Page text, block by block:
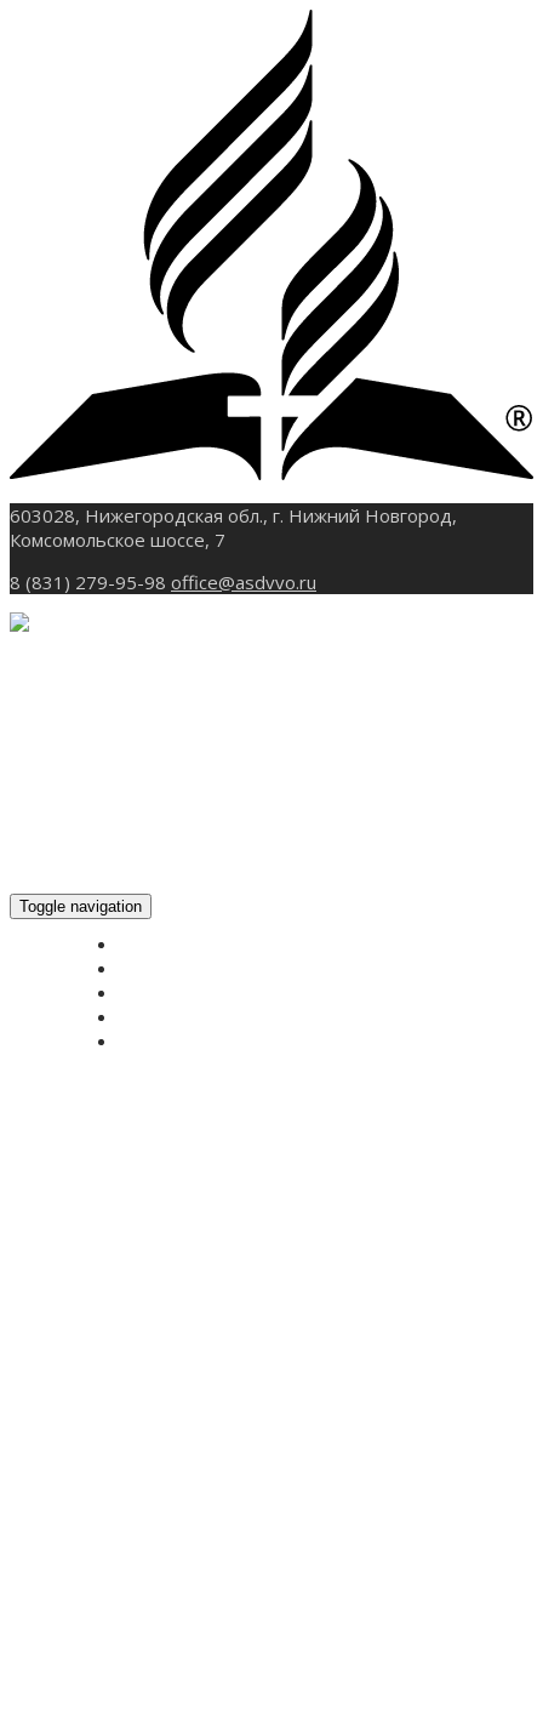
603028, Нижегородская обл., г. Нижний Новгород,
Комсомольское шоссе, 7
8 (831) 279-95-98 office@asdvvo.ru
Toggle navigation